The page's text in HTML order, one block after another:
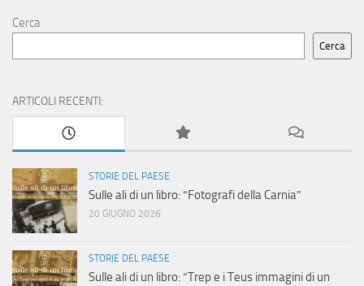
Cerca
Cerca
ARTICOLI RECENTI:
STORIE DEL PAESE
Sulle ali di un libro: “Fotografi della Carnia”
20 GIUGNO 2026
STORIE DEL PAESE
Sulle ali di un libro: “Trep e i Teus immagini di un